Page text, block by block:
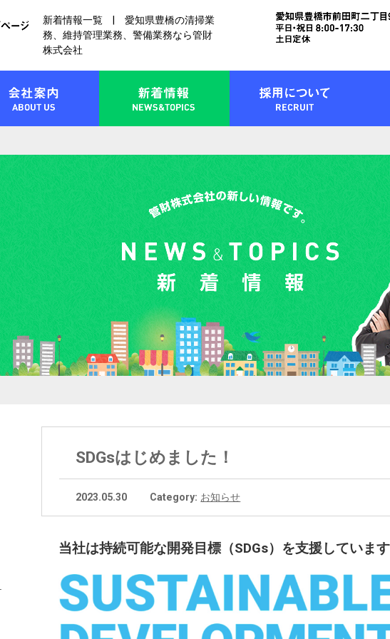
新着情報一覧 | 愛知県豊橋の清掃業
務、維持管理業務、警備業務なら管財
株式会社
SDGsはじめました！
2023.05.30 Category: お知らせ
当社は持続可能な開発目標 （SDGs）を支援していま